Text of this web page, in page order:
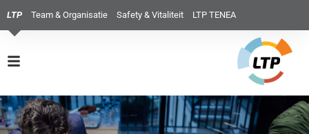
LTP Team & Organisatie Safety & Vitaliteit LTP TENEA